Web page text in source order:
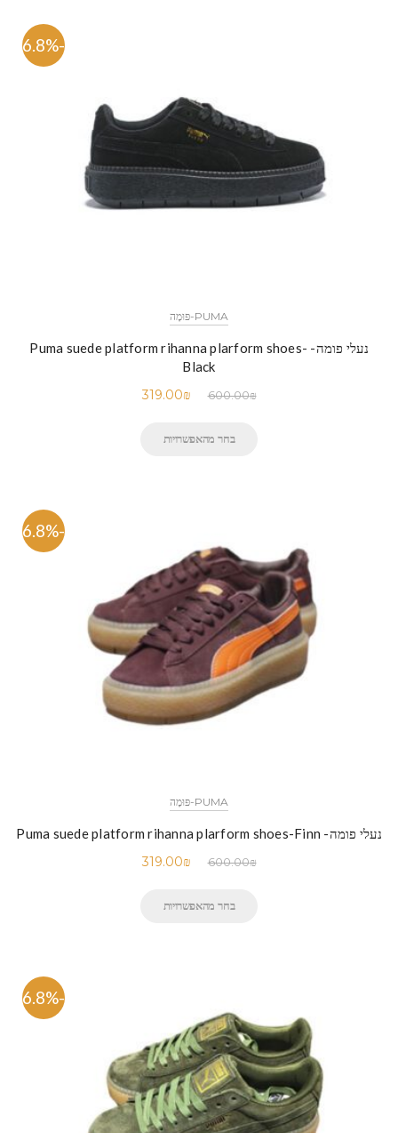
-46.8%
PUMA-פּוּמָה
נעלי פומה- Puma suede platform rihanna plarform shoes-
Black
600.00₪
319.00₪
בחר מהאפשרויות
-46.8%
PUMA-פּוּמָה
נעלי פומה- Puma suede platform rihanna plarform shoes-Finn
600.00₪
319.00₪
בחר מהאפשרויות
-46.8%